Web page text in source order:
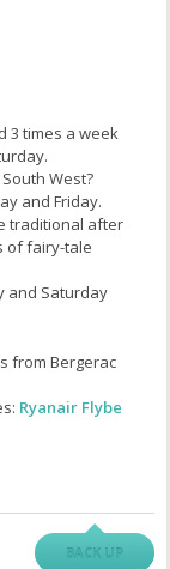
3 times a week
West?
and Friday.
traditional after
of fairy-tale
and Saturday
from Bergerac
Ryanair Flybe
BACK UP